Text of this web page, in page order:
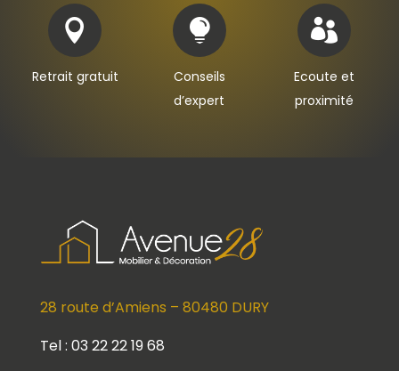

Retrait gratuit

Conseils
d’expert

Ecoute et
proximité
28 route d’Amiens – 80480 DURY
Tel : 03 22 22 19 68